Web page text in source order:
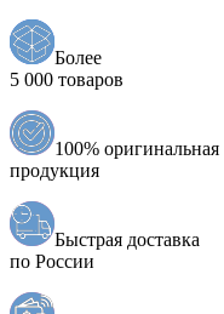
Более
5 000 товаров
100% оригинальная
продукция
Быстрая доставка
по России